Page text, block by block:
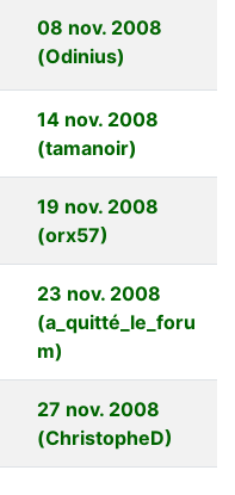
08 nov. 2008
(Odinius)
14 nov. 2008
(tamanoir)
19 nov. 2008
(orx57)
23 nov. 2008
(a_quitté_le_foru
m)
27 nov. 2008
(ChristopheD)